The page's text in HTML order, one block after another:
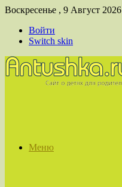
Воскресенье , 9 Август 2026
Войти
Switch skin
Меню